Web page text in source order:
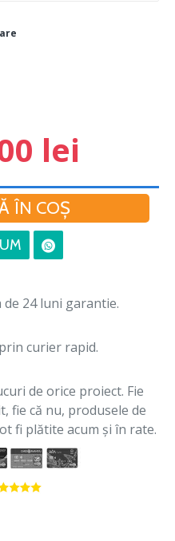
lei
ÎN COŞ
24 luni garantie.
curier rapid.
de orice proiect. Fie
fie că nu, produsele de
fi plătite acum și în rate.